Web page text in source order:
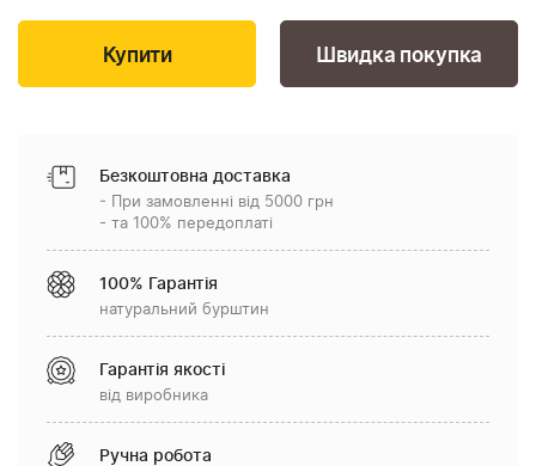
Швидка покупка
Безкоштовна доставка
- При замовленні від 5000 грн
- та 100% передоплаті
100% Гарантія
натуральний бурштин
Гарантія якості
від виробника
Ручна робота